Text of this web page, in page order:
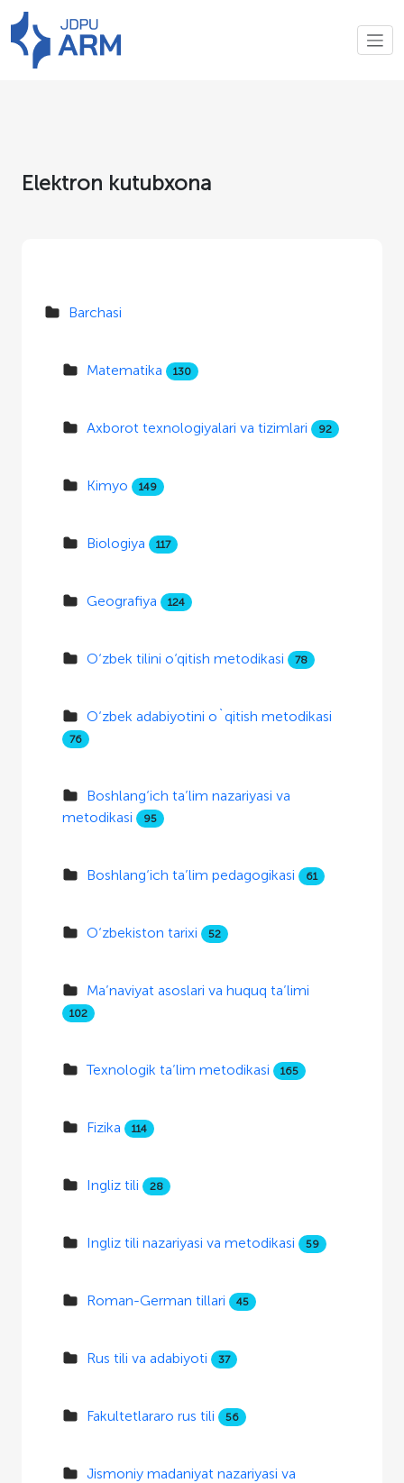
Elektron kutubxona
Barchasi
Matematika 130
Axborot texnologiyalari va tizimlari 92
Kimyo 149
Biologiya 117
Geografiya 124
O‘zbek tilini o‘qitish metodikasi 78
O‘zbek adabiyotini o`qitish metodikasi
76
Boshlang‘ich ta’lim nazariyasi va
metodikasi
95
Boshlang‘ich ta’lim pedagogikasi 61
O‘zbekiston tarixi 52
Ma’naviyat asoslari va huquq ta’limi
102
Texnologik ta’lim metodikasi 165
Fizika 114
Ingliz tili 28
Ingliz tili nazariyasi va metodikasi 59
Roman-German tillari 45
Rus tili va adabiyoti 37
Fakultetlararo rus tili 56
Jismoniy madaniyat nazariyasi va